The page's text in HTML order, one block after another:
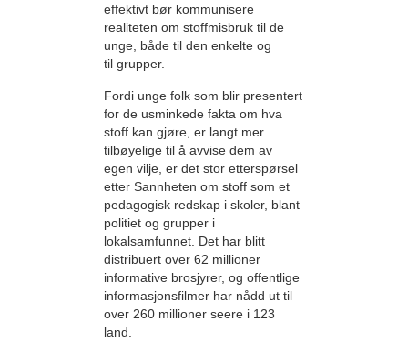
effektivt bør kommunisere
realiteten om stoffmisbruk til de
unge, både til den enkelte og
til grupper.
Fordi unge folk som blir presentert
for de usminkede fakta om hva
stoff kan gjøre, er langt mer
tilbøyelige til å avvise dem av
egen vilje, er det stor etterspørsel
etter Sannheten om stoff som et
pedagogisk redskap i skoler, blant
politiet og grupper i
lokalsamfunnet. Det har blitt
distribuert over 62 millioner
informative brosjyrer, og offentlige
informasjonsfilmer har nådd ut til
over 260 millioner seere i 123
land.